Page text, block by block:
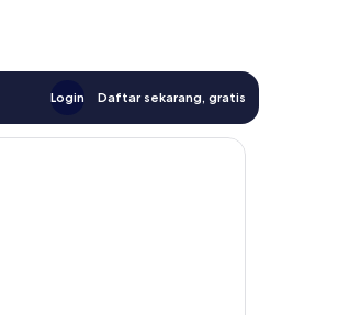
Login Daftar sekarang, gratis